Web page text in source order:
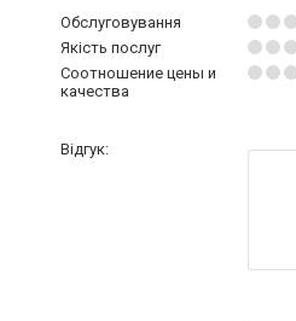
Обслуговування
Якість послуг
Соотношение цены и
качества
Відгук: